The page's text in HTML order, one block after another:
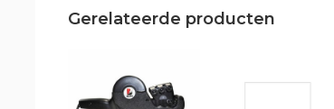
Gerelateerde producten